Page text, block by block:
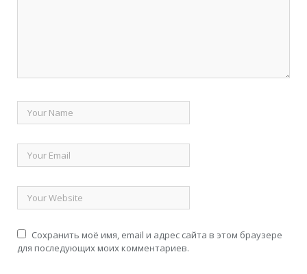
Сохранить моё имя, email и адрес сайта в этом браузере
для последующих моих комментариев.